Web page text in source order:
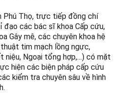
Phú Thọ, trực tiếp đồng chí
đạo các bác sĩ khoa Cấp cứu,
Gây mê, các chuyên khoa hệ
tim mạch lồng ngực,
niệu, Ngoại tổng hợp,…) có mặt
hiện các biện pháp cấp cứu
kiểm tra chuyên sâu về hình